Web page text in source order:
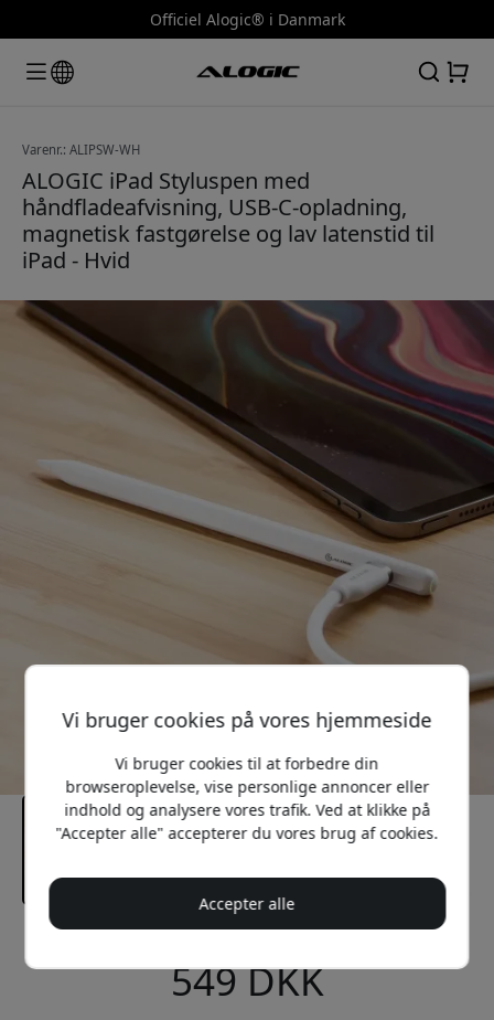
Officiel Alogic® i Danmark
Varenr.: ALIPSW-WH
ALOGIC iPad Styluspen med
håndfladeafvisning, USB-C-opladning,
magnetisk fastgørelse og lav latenstid til
iPad - Hvid
549 DKK
Vi bruger cookies på vores hjemmeside
Vi bruger cookies til at forbedre din
browseroplevelse, vise personlige annoncer eller
indhold og analysere vores trafik. Ved at klikke på
"Accepter alle" accepterer du vores brug af cookies.
Accepter alle